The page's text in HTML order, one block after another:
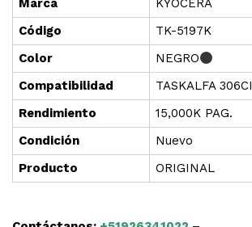
Marca
KYOCERA
Código
TK-5197K
Color
NEGRO
Compatibilidad
TASKALFA 306CI
Rendimiento
15,000K PAG.
Condición
Nuevo
Producto
ORIGINAL